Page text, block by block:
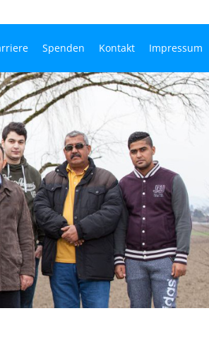
Spenden Kontakt Impressum